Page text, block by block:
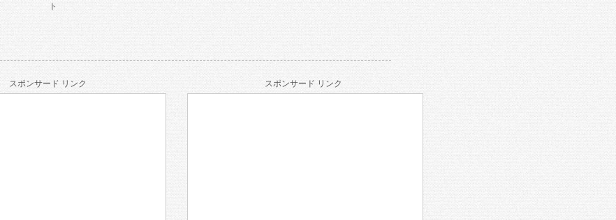
ト
スポンサード リンク スポンサード リンク